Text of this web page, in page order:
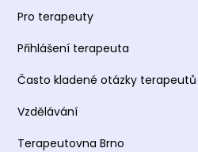
Pro terapeuty
Přihlášení terapeuta
Často kladené otázky terapeutů
Vzdělávání
Terapeutovna Brno